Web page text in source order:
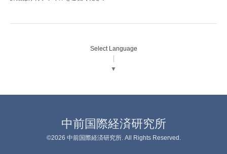
Select Language
▼
中前国際経済研究所
©2026 中前国際経済研究所. All Rights Reserved.